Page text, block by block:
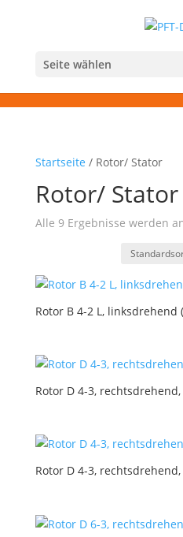
Seite wählen
Startseite / Rotor/ Stator
Rotor/ Stator
Alle 9 Ergebnisse werden
Rotor B 4-2 L, linksdrehend
Rotor D 4-3,
Rotor D 4-3,